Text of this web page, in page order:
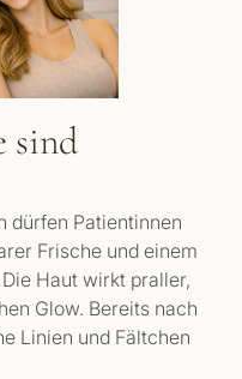
sind
dürfen Patientinnen
Frische und einem
Haut wirkt praller,
Glow. Bereits nach
Linien und Fältchen